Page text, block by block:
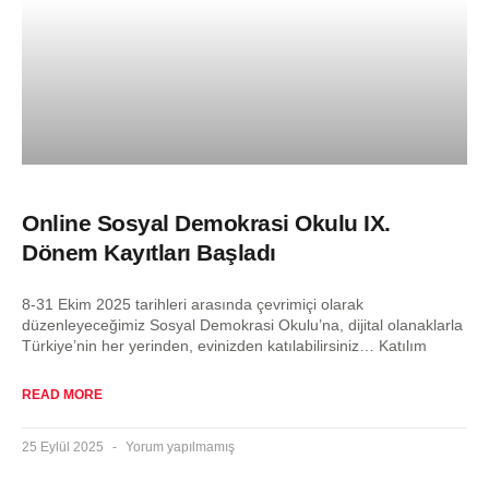
Online Sosyal Demokrasi Okulu IX.
Dönem Kayıtları Başladı
8-31 Ekim 2025 tarihleri arasında çevrimiçi olarak
düzenleyeceğimiz Sosyal Demokrasi Okulu’na, dijital olanaklarla
Türkiye’nin her yerinden, evinizden katılabilirsiniz… Katılım
READ MORE
25 Eylül 2025 Yorum yapılmamış